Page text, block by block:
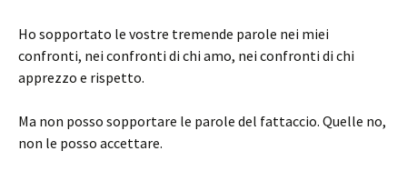
Ho sopportato le vostre tremende parole nei miei
confronti, nei confronti di chi amo, nei confronti di chi
apprezzo e rispetto.
Ma non posso sopportare le parole del fattaccio. Quelle no,
non le posso accettare.